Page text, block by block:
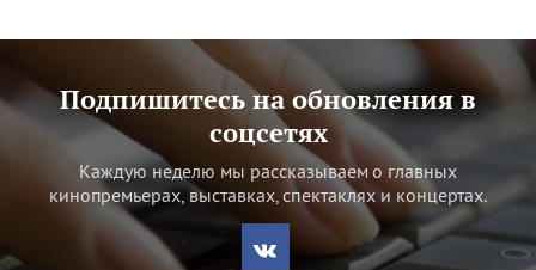
Подпишитесь на обновления в
соцсетях
Каждую неделю мы рассказываем о главных
кинопремьерах, выставках, спектаклях и концертах.